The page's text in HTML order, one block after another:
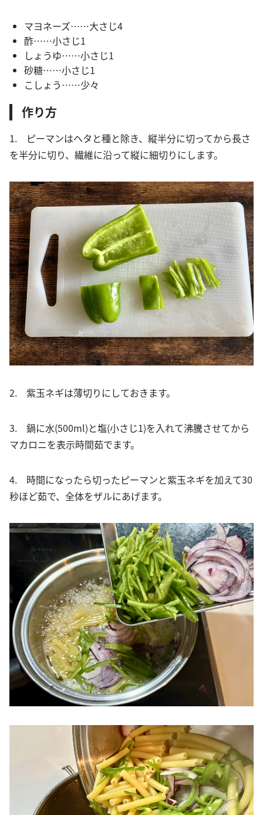
マヨネーズ……大さじ4
酢……小さじ1
しょうゆ……小さじ1
砂糖……小さじ1
こしょう……少々
作り方
1. ピーマンはヘタと種と除き、縦半分に切ってから長さ
を半分に切り、繊維に沿って縦に細切りにします。
2. 紫玉ネギは薄切りにしておきます。
3. 鍋に水(500ml)と塩(小さじ1)を入れて沸騰させてから
マカロニを表示時間茹でます。
4. 時間になったら切ったピーマンと紫玉ネギを加えて30
秒ほど茹で、全体をザルにあげます。